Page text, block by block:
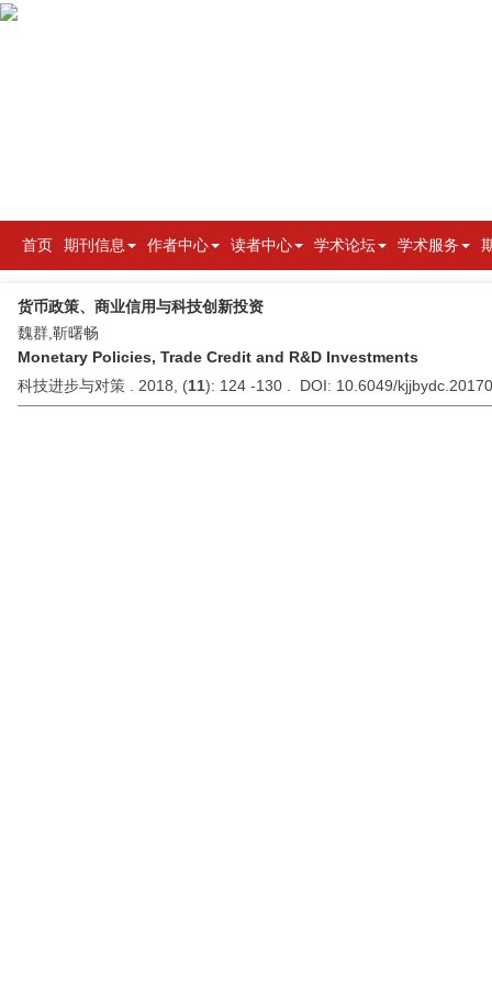
首页 期刊信息 作者中心 读者中心 学术论坛 学术服务
货币政策、商业信用与科技创新投资
魏群,靳曙畅
Monetary Policies, Trade Credit and R&D Investments
科技进步与对策 . 2018, (11): 124 -130 . DOI: 10.6049/